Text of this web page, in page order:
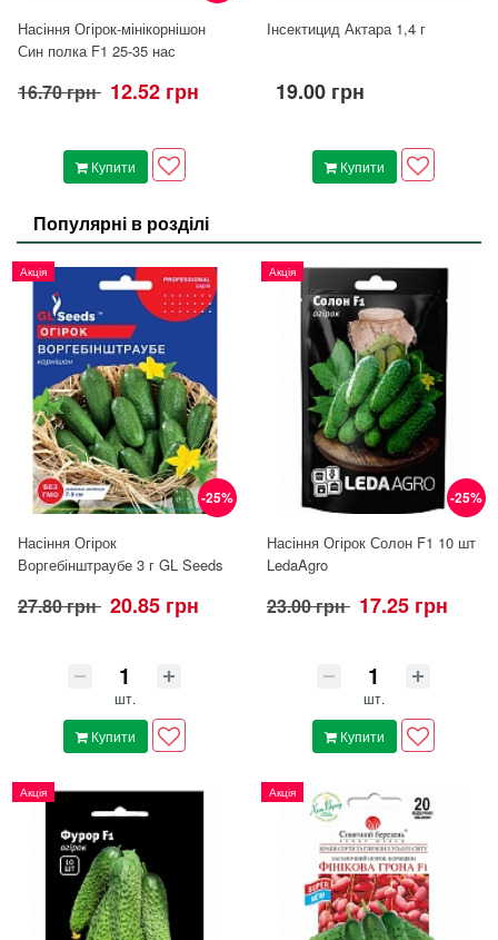
Насіння Огірок-мінікорнішон
Син полка F1 25-35 нас
16.70 грн 12.52 грн
Купити
Інсектицид Актара 1,4 г
19.00 грн
Купити
Популярні в розділі
-25%
Акція
Насіння Огірок
Воргебінштраубе 3 г GL Seeds
27.80 грн 20.85 грн
шт.
Купити
-25%
Акція
Насіння Огірок Солон F1 10 шт
LedaAgro
23.00 грн 17.25 грн
шт.
Купити
Акція Акція